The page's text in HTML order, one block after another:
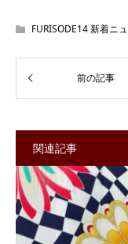
FURISODE14 新着ニ
関連記事